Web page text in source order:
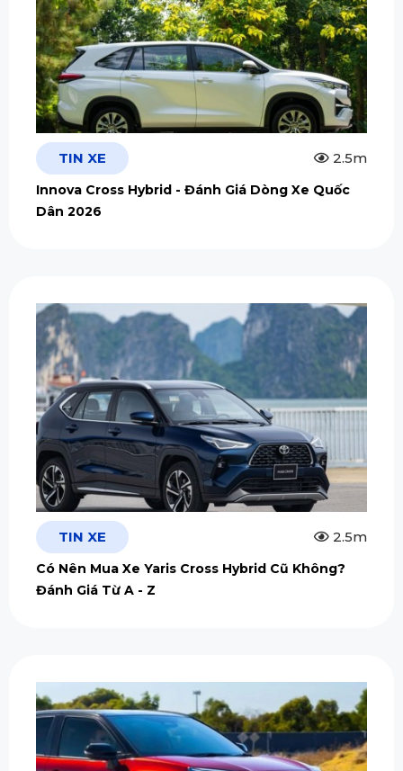
TIN XE 2.5m
Innova Cross Hybrid - Đánh Giá Dòng Xe Quốc
Dân 2026
TIN XE 2.5m
Có Nên Mua Xe Yaris Cross Hybrid Cũ Không?
Đánh Giá Từ A - Z